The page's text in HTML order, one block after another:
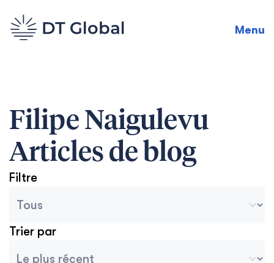
Menu
Filipe Naigulevu
Articles de blog
Filtre
Trier par